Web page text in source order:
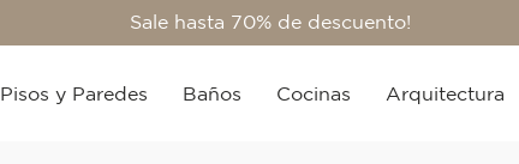
Sale hasta 70% de descuento!
Pisos y Paredes Baños Cocinas Arquitectura